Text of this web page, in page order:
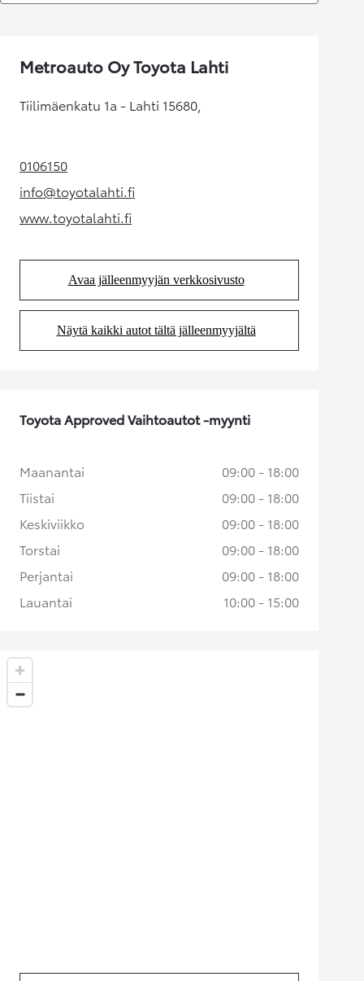
Metroauto Oy Toyota Lahti
Tiilimäenkatu 1a - Lahti 15680,
0106150(Aukeaa uudessa välilehdessä)
info@toyotalahti.fi(Aukeaa uudessa välilehdessä)
www.toyotalahti.fi(Aukeaa uudessa välilehdessä)
Avaa jälleenmyyjän verkkosivusto
(Aukeaa uudessa välilehdessä)
Näytä kaikki autot tältä jälleenmyyjältä
(Aukeaa uudessa välilehdessä)
Toyota Approved Vaihtoautot -myynti
Maanantai
09:00 - 18:00
Tiistai
09:00 - 18:00
Keskiviikko
09:00 - 18:00
Torstai
09:00 - 18:00
Perjantai
09:00 - 18:00
Lauantai
10:00 - 15:00